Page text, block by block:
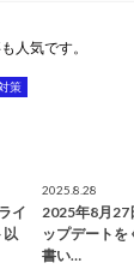
人気です。
策
イ
以
2025.8.28
2025年8月27
ップデートを
書い…